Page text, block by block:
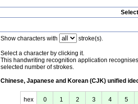
Show characters with stroke(s).
Select a character by clicking it.
This handwriting recognition application
selected number of strokes.
Chinese, Japanese and Korean (CJK) unified
hex 0 1 2 3 4 5